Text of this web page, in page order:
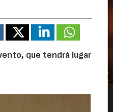
que tendrá lugar